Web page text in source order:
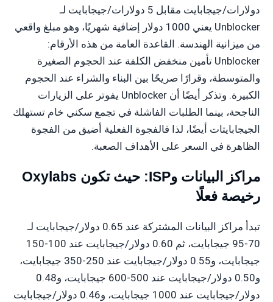
دولارات/جيجابايت مقابل 5 دولارات/جيجابايت لـ
Unblocker يعني 1000 دولار إضافية شهريًا، وهو مبلغ واقعي
من ميزانية الهندسة. القاعدة العامة من هذه الأرقام:
Unblocker تأمين منخفض الكلفة عند الحجوم الصغيرة
والمتوسطة، وقرارًا صريحًا بين البناء والشراء عند الحجوم
الكبيرة. وتذكر أيضًا أن Unblocker يفوتر على الزيارات
الناجحة، بينما الطلبات الفاشلة في تجمع سكني خام تستهلك
الجيجابايتات أيضًا، لذا فالفجوة الفعلية أضيق من الفجوة
الظاهرة في السعر على الأهداف الصعبة.
مراكز البيانات وISP: حيث تكون Oxylabs
رخيصة فعلًا
تبدأ مراكز البيانات المشتركة عند 0.65 دولار/جيجابايت لـ
70-95 جيجابايت، ثم 0.60 دولار/جيجابايت عند 100-150
جيجابايت، و0.55 دولار/جيجابايت عند 250-350 جيجابايت،
و0.50 دولار/جيجابايت عند 500-600 جيجابايت، و0.48
دولار/جيجابايت عند 1000 جيجابايت، و0.46 دولار/جيجابايت